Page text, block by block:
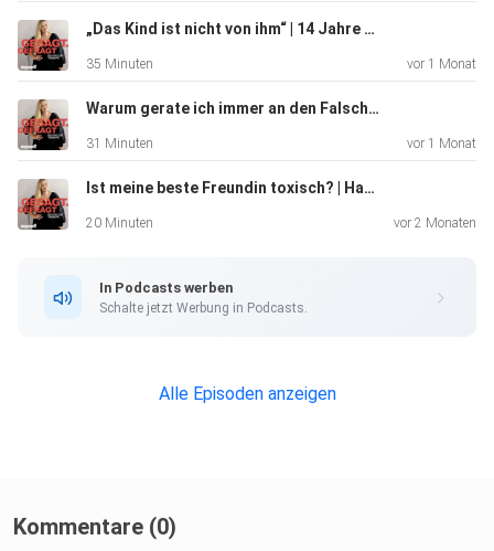
„Das Kind ist nicht von ihm“ | 14 Jahre Lüge in einer Beziehung – Dr. Sharon Brehm
35 Minuten vor 1 Monat
Warum gerate ich immer an den Falschen? | Paula Lambert hilft
31 Minuten vor 1 Monat
Ist meine beste Freundin toxisch? | Hannah Gensch klärt auf
20 Minuten vor 2 Monaten
In Podcasts werben
Schalte jetzt Werbung in Podcasts.
Alle Episoden anzeigen
Kommentare (0)